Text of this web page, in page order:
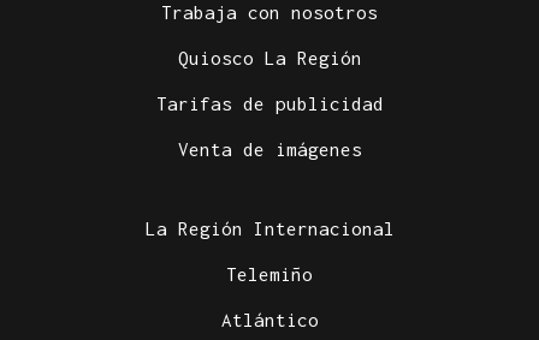
Trabaja con nosotros
Quiosco La Región
Tarifas de publicidad
Venta de imágenes
La Región Internacional
Telemiño
Atlántico